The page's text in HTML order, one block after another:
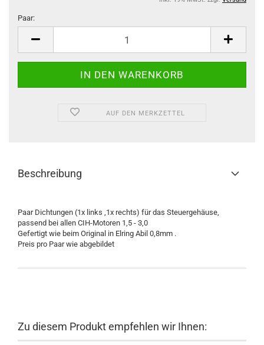
Paar:
AUF DEN MERKZETTEL
Beschreibung
Paar Dichtungen (1x links ,1x rechts) für das Steuergehäuse,
passend bei allen CIH-Motoren 1,5 - 3,0
Gefertigt wie beim Original in Elring Abil 0,8mm .
Preis pro Paar wie abgebildet
Zu diesem Produkt empfehlen wir Ihnen: